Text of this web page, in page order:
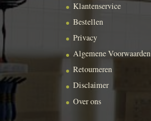
Klantenservice
Bestellen
Privacy
Algemene Voorwaarden
Retourneren
Disclaimer
Over ons